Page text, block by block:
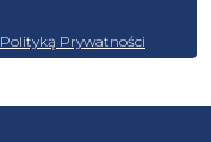
Polityką Prywatności